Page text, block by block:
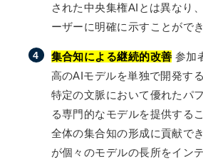
された中央集権AIとは異なり
ーザーに明確に示すことができ
集合知による継続的改善 参加
高のAIモデルを単独で開発す
特定の文脈において優れたパ
る専門的なモデルを提供する
全体の集合知の形成に貢献で
が個々のモデルの長所をイン